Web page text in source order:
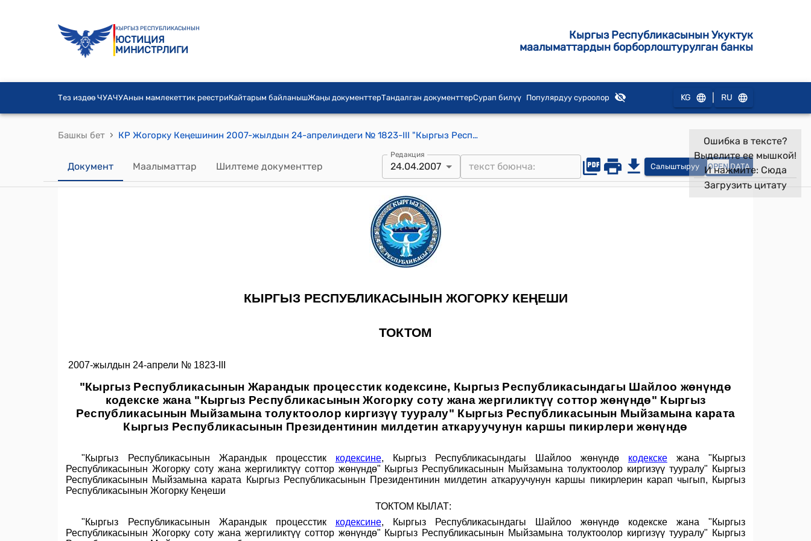
КЫРГЫЗ РЕСПУБЛИКАСЫНЫН
ЮСТИЦИЯ
МИНИСТРЛИГИ
Кыргыз Республикасынын Укуктук
маалыматтардын борборлоштурулган банкы
Тез издөө ЧУАЧУАнын мамлекеттик реестриКайтарым байланышЖаңы документтерТандалган документтерСурап билүү Популярдуу суроолор KG RU
Башкы бет › КР Жогорку Кеңешинин 2007-жылдын 24-апрелиндеги № 1823-III "Кыргыз Республикасынын Жарандык процесстик кодексине, Кыргыз Республикасындагы Шайлоо жөнүндө кодекске жана "Кыргыз Республикасынын Жогорку соту жана жергиликтүү соттор жөнүндө" Кыргыз Республикасынын Мыйзамына толуктоолор киргизүү тууралу" Кыргыз Республикасынын Мыйзамына карата Кыргыз Республикасынын Президентинин милдетин аткаруучунун каршы пикирлери жөнүндө" токтому
Документ Маалыматтар Шилтеме документтер
Редакция
24.04.2007 Салыштыруу OPEN DATA
Ошибка в тексте?
Выделите ее мышкой!
И нажмите: Сюда
Загрузить цитату